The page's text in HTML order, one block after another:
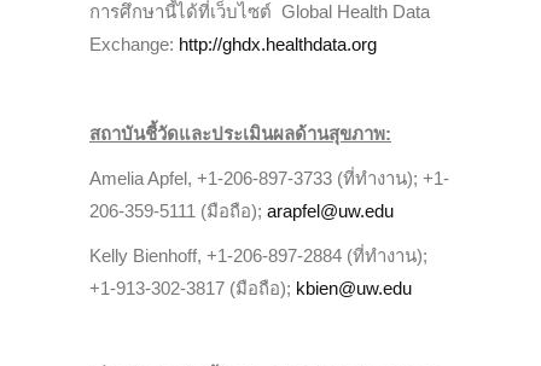
การศึกษานี้ได้ที่เว็บไซต์ Global Health Data
Exchange: http://ghdx.healthdata.org
สถาบันชี้วัดและประเมินผลด้านสุขภาพ:
Amelia Apfel, +1-206-897-3733 (ที่ทำงาน); +1-
206-359-5111 (มือถือ); arapfel@uw.edu
Kelly Bienhoff, +1-206-897-2884 (ที่ทำงาน);
+1-913-302-3817 (มือถือ); kbien@uw.edu